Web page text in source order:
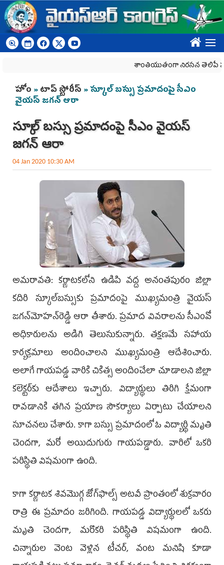
Skip to main content
????
శాంతియుతంగా నిరసన తెలిపే
You are here
హోం »టాప్ స్టోరీస్ » స్కూల్‌ బస్సు ప్రమాదంపై సీఎం
వైయస్‌ జగన్‌ ఆరా
స్కూల్‌ బస్సు ప్రమాదంపై సీఎం వైయస్‌
జగన్‌ ఆరా
04 Jan 2020 10:30 AM
అమరావతి: కర్ణాటకలోని ఉడిపి వద్ద అనంతపురం జిల్లా
కదిరి స్కూల్‌బస్సుకు ప్రమాదంపై ముఖ‍్యమంత్రి వైయస్‌
జగన్‌మోహన్‌రెడ్డి ఆరా తీశారు. ప్రమాద వివరాలను సీఎంవో
అధికారులను అడిగి తెలుసుకున్నారు. తక్షణమే సహాయ
కార్యక్రమాలు అందించాలని ముఖ్యమంత్రి ఆదేశించారు.
అలాగే గాయపడ్డ వారికి చికిత్స అందించేలా చూడాలని జిల్లా
కలెక్టర్‌కు ఆదేశాలు ఇచ్చారు. విద్యార్థులు తిరిగి క్షేమంగా
రావడానికి తగిన ప్రయాణ సౌకర్యాలు ఏర్పాటు చేయాలని
సూచనలు చేశారు. కాగా బస్సు ప్రమాదంలో ఓ విద్యార్థి మృతి
చెందగా, మరో అయిదుగురు గాయపడ్డారు. వారిలో ఒకరి
పరిస్థితి విషమంగా ఉంది.
కాగా కర్ణాటక శివమొగ్గ జోగ్‌ఫాల్స్‌ అటవీ ప్రాంతంలో శుక్రవారం
రాత్రి ఈ ప్రమాదం జరిగింది. గాయపడ్డ విద్యార్థులలో ఒకరు
మృతి చెందగా, మరొకరి పరిస్థితి విషమంగా ఉంది.
చిన్నారుల వెంట వెళ్లిన టీచర్‌, వంట మనిషి కూడా